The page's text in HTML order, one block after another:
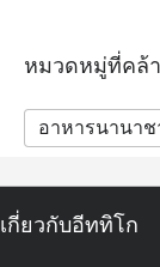
(Seafood
ศุกร์ (Grand
แนะนำให้สำ
ใหญ่
รายการอาห
วัตถุดิบสด
หมวดหมู่ที่คล้
อาหารนานาช
เกี่ยวกับอีททิโก